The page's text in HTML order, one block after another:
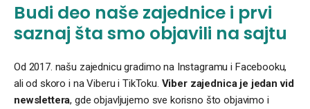
Budi deo naše zajednice i prvi
saznaj šta smo objavili na sajtu
Od 2017. našu zajednicu gradimo na Instagramu i Facebooku,
ali od skoro i na Viberu i TikToku. Viber zajednica je jedan vid
newslettera, gde objavljujemo sve korisno što objavimo i